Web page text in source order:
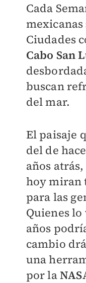
Cada
Ciudades
Cabo San
buscan
del mar.
El paisaje
del de
años
hoy miran
para las
Quienes
años
cambio
una
por la